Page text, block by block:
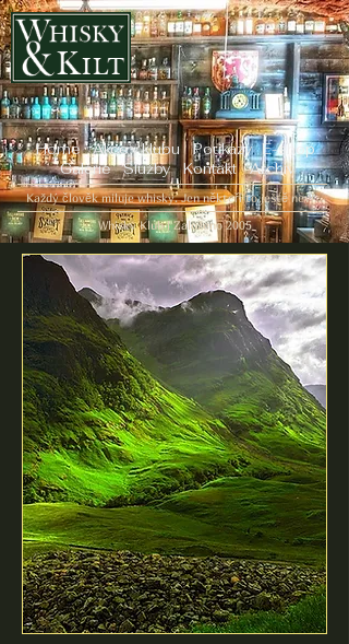
Home Akce v klubuPoukazyE-shop
Galerie
Služby Kontakt Archiv
Každý člověk miluje whisky. Jen někteří to ještě neví...
Whisky Klub | Založeno 2005